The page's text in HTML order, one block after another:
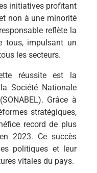
initiatives profitant
non à une minorité
reflète la
tous, impulsant un
les secteurs.
réussite est la
Société Nationale
Grâce à
stratégiques,
record de plus
2023. Ce succès
politiques et leur
vitales du pays.